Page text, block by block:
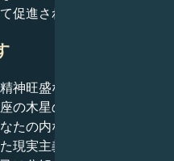
促進されます。
神旺盛な乙女座の太陽
の木星の王国で、幸運を
たの内なる成長の矢は、
現実主義で射抜かれるよ